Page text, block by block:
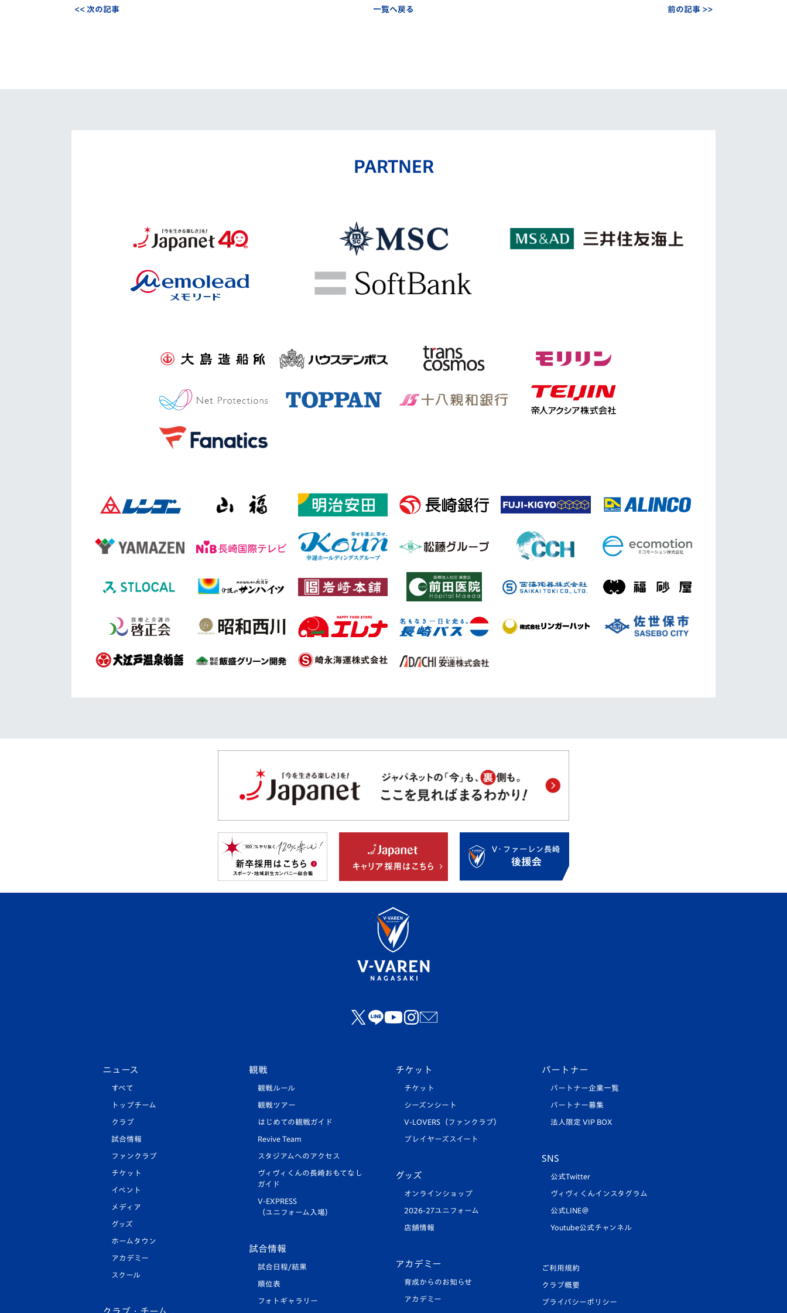
<< 次の記事 一覧へ戻る 前の記事 >>
PARTNER
ニュース
すべて
トップチーム
クラブ
試合情報
ファンクラブ
チケット
イベント
メディア
グッズ
ホームタウン
アカデミー
スクール
クラブ・チーム
観戦
観戦ルール
観戦ツアー
はじめての観戦ガイド
Revive Team
スタジアムへのアクセス
ヴィヴィくんの長崎おもてなし
ガイド
V-EXPRESS
（ユニフォーム入場）
試合情報
試合日程/結果
順位表
フォトギャラリー
チケット
チケット
シーズンシート
V-LOVERS（ファンクラブ）
プレイヤーズスイート
グッズ
オンラインショップ
2026-27ユニフォーム
店舗情報
アカデミー
育成からのお知らせ
アカデミー
パートナー
パートナー企業一覧
パートナー募集
法人限定 VIP BOX
SNS
公式Twitter
ヴィヴィくんインスタグラム
公式LINE＠
Youtube公式チャンネル
ご利用規約
クラブ概要
プライバシーポリシー